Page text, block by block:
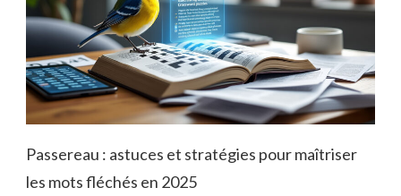
Passereau : astuces et stratégies pour maîtriser
les mots fléchés en 2025